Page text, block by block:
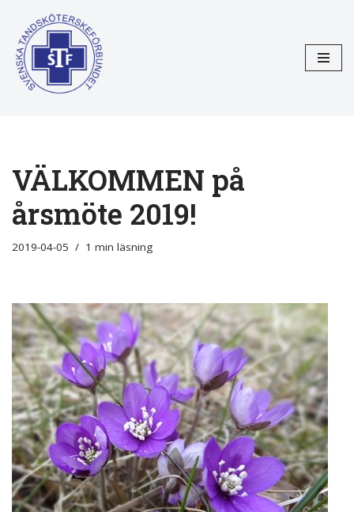
Hoppa
till
innehåll
VÄLKOMMEN på
årsmöte 2019!
2019-04-05 1 min läsning